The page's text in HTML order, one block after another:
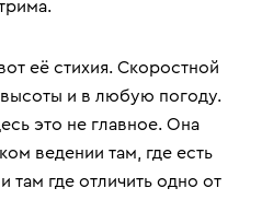
её стихия. Скоростной
и в любую погоду.
это не главное. Она
ведении там, где есть
там где отличить одно от